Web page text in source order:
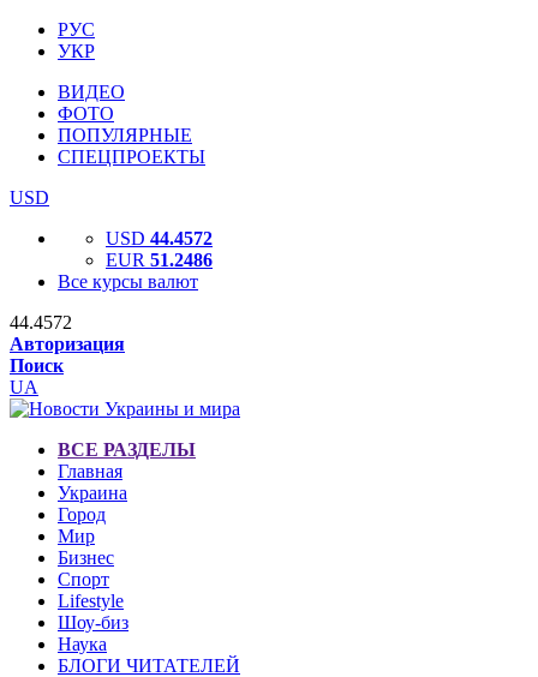
РУС
УКР
ВИДЕО
ФОТО
ПОПУЛЯРНЫЕ
СПЕЦПРОЕКТЫ
USD
USD 44.4572
EUR 51.2486
Все курсы валют
44.4572
Авторизация
Поиск
UA
ВСЕ РАЗДЕЛЫ
Главная
Украина
Город
Мир
Бизнес
Спорт
Lifestyle
Шоу-биз
Наука
БЛОГИ ЧИТАТЕЛЕЙ